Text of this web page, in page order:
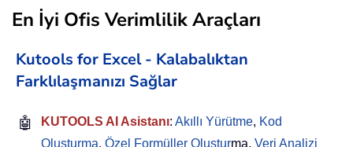
En İyi Ofis Verimlilik Araçları
Kutools for Excel - Kalabalıktan
Farklılaşmanızı Sağlar
🤖 KUTOOLS AI Asistanı: Akıllı Yürütme, Kod
Oluşturma, Özel Formüller Oluşturma, Veri Analizi